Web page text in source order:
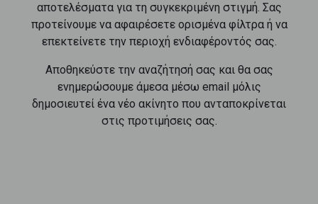
αποτελέσματα για τη συγκεκριμένη στιγμή. Σας
προτείνουμε να αφαιρέσετε ορισμένα φίλτρα ή να
επεκτείνετε την περιοχή ενδιαφέροντός σας.
Αποθηκεύστε την αναζήτησή σας και θα σας
ενημερώσουμε άμεσα μέσω email μόλις
δημοσιευτεί ένα νέο ακίνητο που ανταποκρίνεται
στις προτιμήσεις σας.